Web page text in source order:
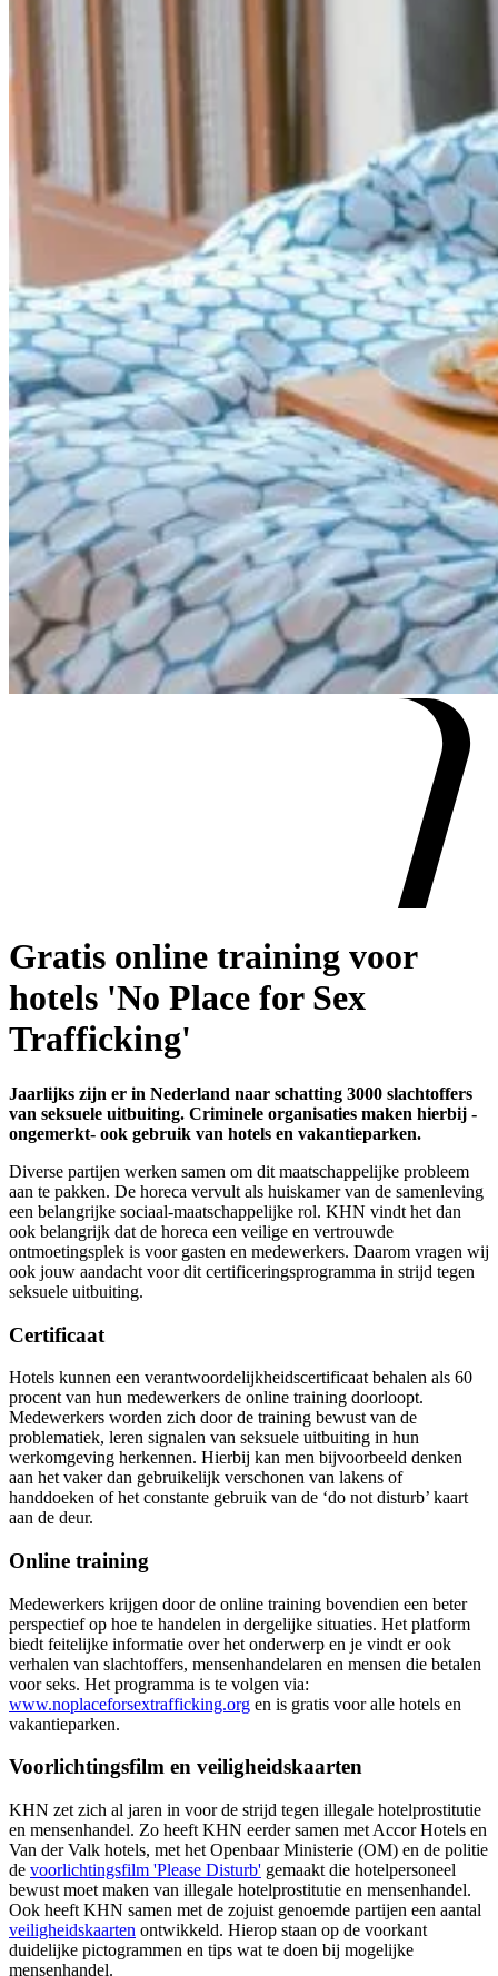
Gratis online training voor
hotels 'No Place for Sex
Trafficking'
Jaarlijks zijn er in Nederland naar schatting 3000 slachtoffers
van seksuele uitbuiting. Criminele organisaties maken hierbij -
ongemerkt- ook gebruik van hotels en vakantieparken.
Diverse partijen werken samen om dit maatschappelijke probleem
aan te pakken. De horeca vervult als huiskamer van de samenleving
een belangrijke sociaal-maatschappelijke rol. KHN vindt het dan
ook belangrijk dat de horeca een veilige en vertrouwde
ontmoetingsplek is voor gasten en medewerkers. Daarom vragen wij
ook jouw aandacht voor dit certificeringsprogramma in strijd tegen
seksuele uitbuiting.
Certificaat
Hotels kunnen een verantwoordelijkheidscertificaat behalen als 60
procent van hun medewerkers de online training doorloopt.
Medewerkers worden zich door de training bewust van de
problematiek, leren signalen van seksuele uitbuiting in hun
werkomgeving herkennen. Hierbij kan men bijvoorbeeld denken
aan het vaker dan gebruikelijk verschonen van lakens of
handdoeken of het constante gebruik van de ‘do not disturb’ kaart
aan de deur.
Online training
Medewerkers krijgen door de online training bovendien een beter
perspectief op hoe te handelen in dergelijke situaties. Het platform
biedt feitelijke informatie over het onderwerp en je vindt er ook
verhalen van slachtoffers, mensenhandelaren en mensen die betalen
voor seks. Het programma is te volgen via:
www.noplaceforsextrafficking.org en is gratis voor alle hotels en
vakantieparken.
Voorlichtingsfilm en veiligheidskaarten
KHN zet zich al jaren in voor de strijd tegen illegale hotelprostitutie
en mensenhandel. Zo heeft KHN eerder samen met Accor Hotels en
Van der Valk hotels, met het Openbaar Ministerie (OM) en de politie
de voorlichtingsfilm 'Please Disturb' gemaakt die hotelpersoneel
bewust moet maken van illegale hotelprostitutie en mensenhandel.
Ook heeft KHN samen met de zojuist genoemde partijen een aantal
veiligheidskaarten ontwikkeld. Hierop staan op de voorkant
duidelijke pictogrammen en tips wat te doen bij mogelijke
mensenhandel.